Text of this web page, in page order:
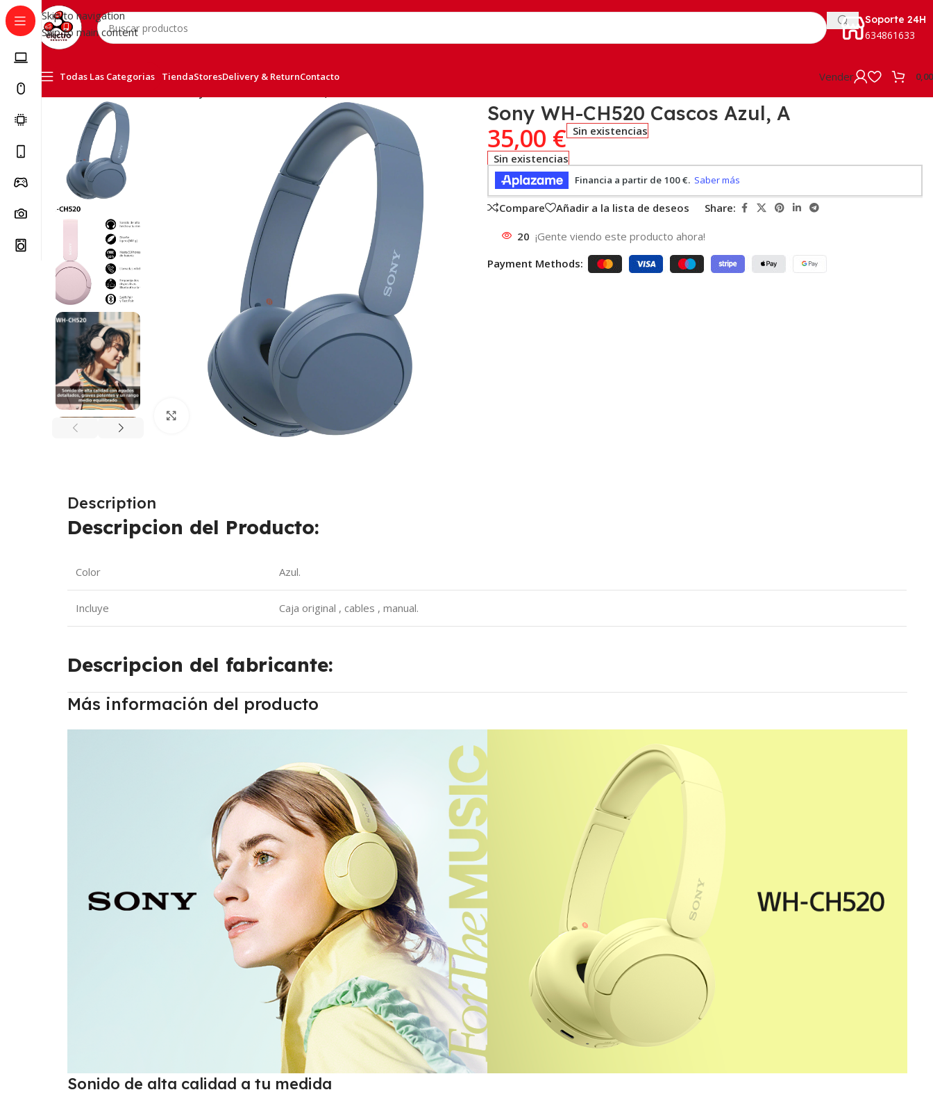
Skip to navigation
Skip to main content
Soporte 24H
634861633
Todas Las Categorias TiendaStoresDelivery & ReturnContacto Vender
Click to enlarge
Sony WH-CH520 Cascos Azul, A
35,00 € Sin existencias
Sin existencias
Compare Añadir a la lista de deseos Share:
20 ¡Gente viendo este producto ahora!
Payment Methods:
Description
Descripcion del Producto:
Color Azul.
Incluye Caja original , cables , manual.
Descripcion del fabricante:
Más información del producto
Sonido de alta calidad a tu medida